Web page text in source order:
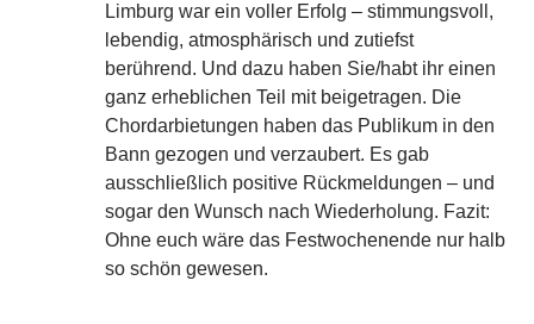
Limburg war ein voller Erfolg – stimmungsvoll,
lebendig, atmosphärisch und zutiefst
berührend. Und dazu haben Sie/habt ihr einen
ganz erheblichen Teil mit beigetragen. Die
Chordarbietungen haben das Publikum in den
Bann gezogen und verzaubert. Es gab
ausschließlich positive Rückmeldungen – und
sogar den Wunsch nach Wiederholung. Fazit:
Ohne euch wäre das Festwochenende nur halb
so schön gewesen.